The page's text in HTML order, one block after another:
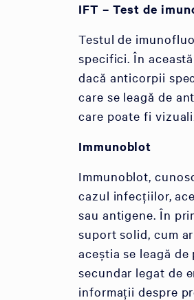
IFT – Test de
Testul de
specifici. În
dacă anticorpii
care se leagă de
care poate fi
Immunoblot
Immunoblot,
cazul infecțiilor,
sau antigene. În
suport solid, cum
aceștia se leagă
secundar legat de
informații despre